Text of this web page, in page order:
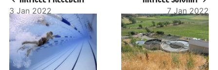
3 Jan 2022 7 Jan 2022